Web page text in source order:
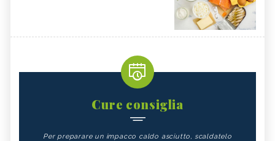
Cure consiglia
Per preparare un impacco caldo asciutto, scaldatelo